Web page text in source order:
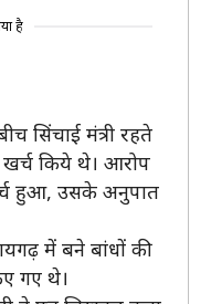
है
सिंचाई मंत्री रहते
खर्च किये थे। आरोप
हुआ, उसके अनुपात
में बने बांधों की
गए थे।